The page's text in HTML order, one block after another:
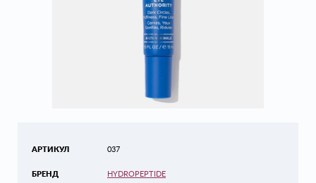
АРТИКУЛ
БРЕНД
037
HYDROPEPTIDE